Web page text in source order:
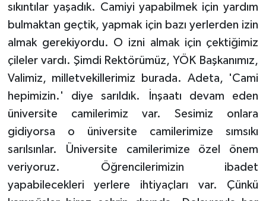
sıkıntılar yaşadık. Camiyi yapabilmek için yardım
bulmaktan geçtik, yapmak için bazı yerlerden izin
almak gerekiyordu. O izni almak için çektiğimiz
çileler vardı. Şimdi Rektörümüz, YÖK Başkanımız,
Valimiz, milletvekillerimiz burada. Adeta, 'Cami
hepimizin.' diye sarıldık. İnşaatı devam eden
üniversite camilerimiz var. Sesimiz onlara
gidiyorsa o üniversite camilerimize sımsıkı
sarılsınlar. Üniversite camilerimize özel önem
veriyoruz. Öğrencilerimizin ibadet
yapabilecekleri yerlere ihtiyaçları var. Çünkü
Hatay Müftülüğü
Iğdır Müftülüğü
Isparta Müftülüğü
İstanbul Müftülüğü
İzmir Müftülüğü
Karabük Müftülüğü